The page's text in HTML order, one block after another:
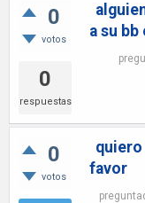
0
votos
0
respuestas
a su
0
votos
quiero
favor